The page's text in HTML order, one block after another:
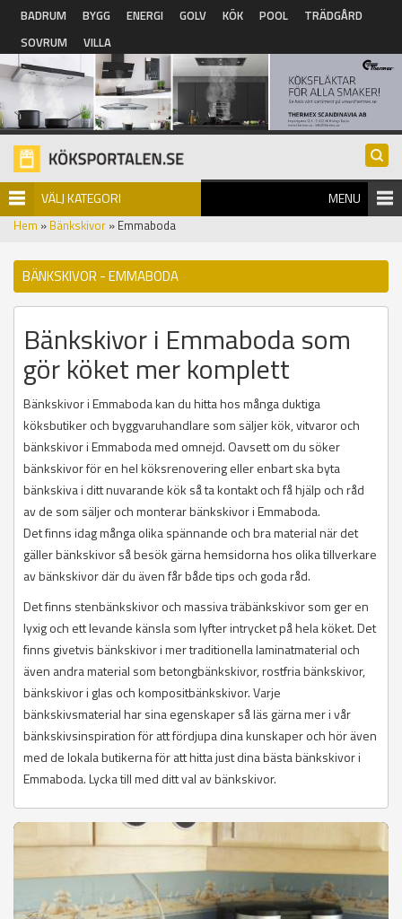
Hoppa till huvudinnehåll
BADRUM BYGG ENERGI GOLV KÖK POOL
TRÄDGÅRD
SOVRUM
VILLA
VÄLJ KATEGORI MENU
Hem » Bänkskivor » Emmaboda
BÄNKSKIVOR - EMMABODA
Bänkskivor i Emmaboda som
gör köket mer komplett
Bänkskivor i Emmaboda kan du hitta hos många duktiga
köksbutiker och byggvaruhandlare som säljer kök, vitvaror och
bänkskivor i Emmaboda med omnejd. Oavsett om du söker
bänkskivor för en hel köksrenovering eller enbart ska byta
bänkskiva i ditt nuvarande kök så ta kontakt och få hjälp och råd
av de som säljer och monterar bänkskivor i Emmaboda.
Det finns idag många olika spännande och bra material när det
gäller bänkskivor så besök gärna hemsidorna hos olika tillverkare
av bänkskivor där du även får både tips och goda råd.
Det finns stenbänkskivor och massiva träbänkskivor som ger en
lyxig och ett levande känsla som lyfter intrycket på hela köket. Det
finns givetvis bänkskivor i mer traditionella laminatmaterial och
även andra material som betongbänkskivor, rostfria bänkskivor,
bänkskivor i glas och kompositbänkskivor. Varje
bänkskivsmaterial har sina egenskaper så läs gärna mer i vår
bänkskivsinspiration för att fördjupa dina kunskaper och hör även
med de lokala butikerna för att hitta just dina bästa bänkskivor i
Emmaboda. Lycka till med ditt val av bänkskivor.